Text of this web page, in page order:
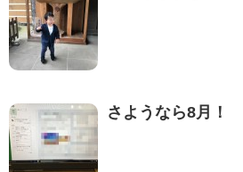
さようなら8月！